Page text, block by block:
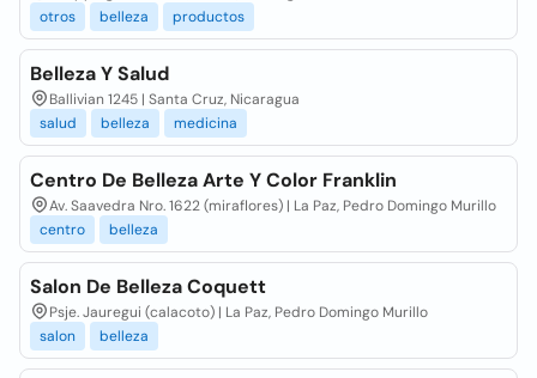
otros
belleza productos
Belleza Y Salud
Ballivian 1245 | Santa Cruz, Nicaragua
salud
belleza medicina
Centro De Belleza Arte Y Color Franklin
Av. Saavedra Nro. 1622 (miraflores) | La Paz, Pedro Domingo Murillo
centro
belleza
Salon De Belleza Coquett
Psje. Jauregui (calacoto) | La Paz, Pedro Domingo Murillo
salon
belleza